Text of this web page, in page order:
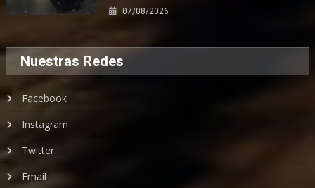
07/08/2026
Nuestras Redes
Facebook
Instagram
Twitter
Email